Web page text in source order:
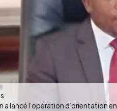
a lancé l’opération d’orientation